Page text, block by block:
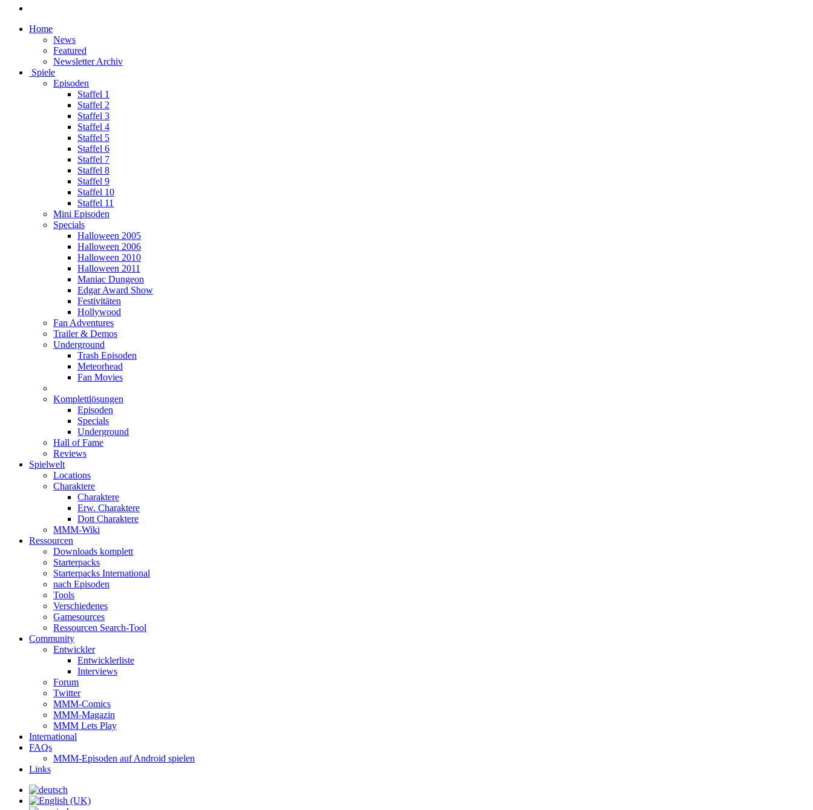
Home
News
Featured
Newsletter Archiv
Spiele
Episoden
Staffel 1
Staffel 2
Staffel 3
Staffel 4
Staffel 5
Staffel 6
Staffel 7
Staffel 8
Staffel 9
Staffel 10
Staffel 11
Mini Episoden
Specials
Halloween 2005
Halloween 2006
Halloween 2010
Halloween 2011
Maniac Dungeon
Edgar Award Show
Festivitäten
Hollywood
Fan Adventures
Trailer & Demos
Underground
Trash Episoden
Meteorhead
Fan Movies
Komplettlösungen
Episoden
Specials
Underground
Hall of Fame
Reviews
Spielwelt
Locations
Charaktere
Charaktere
Erw. Charaktere
Dott Charaktere
MMM-Wiki
Ressourcen
Downloads komplett
Starterpacks
Starterpacks International
nach Episoden
Tools
Verschiedenes
Gamesources
Ressourcen Search-Tool
Community
Entwickler
Entwicklerliste
Interviews
Forum
Twitter
MMM-Comics
MMM-Magazin
MMM Lets Play
International
FAQs
MMM-Episoden auf Android spielen
Links